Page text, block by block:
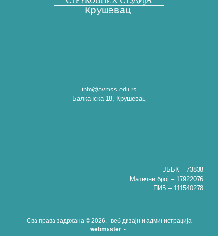
info@avmss.edu.rs
Балканска 18, Крушевац
ЈББК – 73838
Матични број – 17922076
ПИБ – 111540278
Сва права задржана © 2026. | веб дизајн и администрација
webmaster